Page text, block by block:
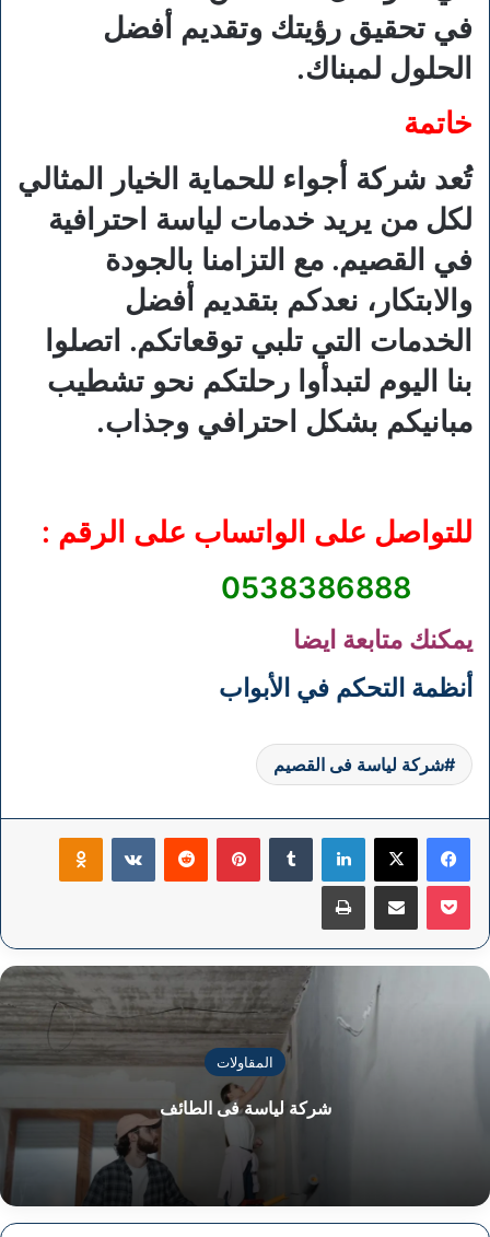
في تحقيق رؤيتك وتقديم أفضل
الحلول لمبناك.
خاتمة
تُعد شركة أجواء للحماية الخيار المثالي
لكل من يريد خدمات لياسة احترافية
في القصيم. مع التزامنا بالجودة
والابتكار، نعدكم بتقديم أفضل
الخدمات التي تلبي توقعاتكم. اتصلوا
بنا اليوم لتبدأوا رحلتكم نحو تشطيب
مبانيكم بشكل احترافي وجذاب.
للتواصل على الواتساب على الرقم :
يمكنك متابعة ايضا
أنظمة التحكم في الأبواب
شركة لياسة فى القصيم
فيسبوك ‫X لينكدإن بينتيريست
‫Pocket مشاركة عبر البريد طباعة
المقاولات
شركة لياسة فى الطائف